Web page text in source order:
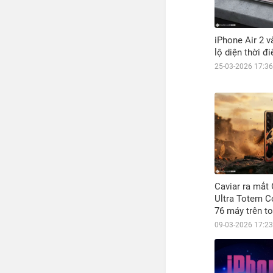
iPhone Air 2
lộ diện thời
25-03-2026 17:36
Caviar ra mắt
Ultra Totem
76 máy trên
09-03-2026 17:23